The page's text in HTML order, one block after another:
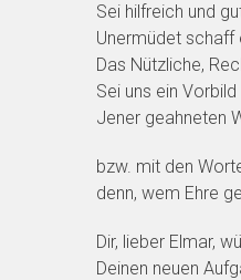
Sei hilfreich und
Unermüdet schaff
Das Nützliche,
Sei uns ein Vorbild
Jener geahneten
bzw. mit den
denn, wem Ehre
Dir, lieber Elmar,
Deinen neuen